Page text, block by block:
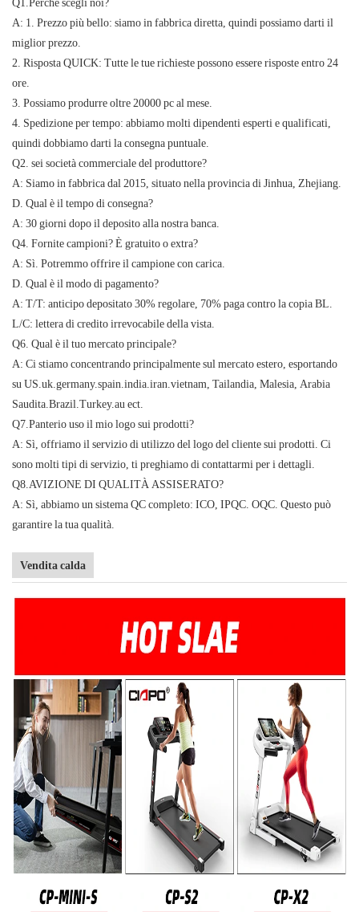
A: 1. Prezzo più bello: siamo in fabbrica diretta, quindi possiamo darti il ​​
miglior prezzo.
2. Risposta QUICK: Tutte le tue richieste possono essere risposte entro 24
ore.
3. Possiamo produrre oltre 20000 pc al mese.
4. Spedizione per tempo: abbiamo molti dipendenti esperti e qualificati,
quindi dobbiamo darti la consegna puntuale.
Q2. sei società commerciale del produttore?
A: Siamo in fabbrica dal 2015, situato nella provincia di Jinhua, Zhejiang.
D. Qual è il tempo di consegna?
A: 30 giorni dopo il deposito alla nostra banca.
Q4. Fornite campioni? È gratuito o extra?
A: Sì. Potremmo offrire il campione con carica.
D. Qual è il modo di pagamento?
A: T/T: anticipo depositato 30% regolare, 70% paga contro la copia BL.
L/C: lettera di credito irrevocabile della vista.
Q6. Qual è il tuo mercato principale?
A: Ci stiamo concentrando principalmente sul mercato estero, esportando
su US.uk.germany.spain.india.iran.vietnam, Tailandia, Malesia, Arabia
Saudita.Brazil.Turkey.au ect.
Q7.Panterio uso il mio logo sui prodotti?
A: Sì, offriamo il servizio di utilizzo del logo del cliente sui prodotti. Ci
sono molti tipi di servizio, ti preghiamo di contattarmi per i dettagli.
Q8.AVIZIONE DI QUALITÀ ASSISERATO?
A: Sì, abbiamo un sistema QC completo: ICO, IPQC. OQC. Questo può
garantire la tua qualità.
Vendita calda